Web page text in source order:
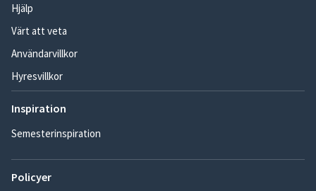
Hjälp
Värt att veta
Användarvillkor
Hyresvillkor
Inspiration
Semesterinspiration
Policyer